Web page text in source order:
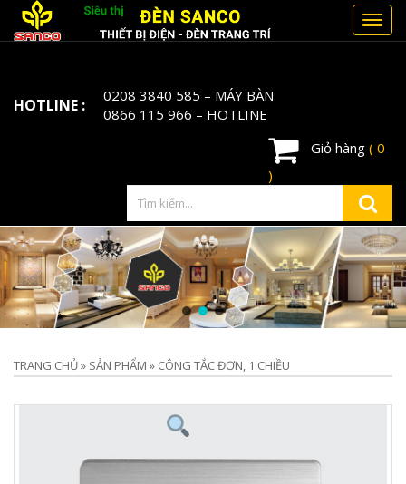
HOTLINE : 0208 3840 585 – MÁY BÀN
0866 115 966 – HOTLINE
Giỏ hàng ( 0
)
TRANG CHỦ» SẢN PHẨM » CÔNG TẮC ĐƠN, 1 CHIỀU